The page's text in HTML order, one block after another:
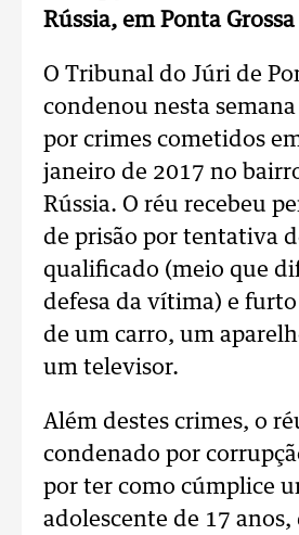
Rússia, em Ponta Grossa
O Tribunal do Júri de
condenou nesta
por crimes cometidos
janeiro de 2017 no
Rússia. O réu recebeu
de prisão por tentativa
qualificado (meio que
defesa da vítima) e
de um carro, um
um televisor.
Além destes crimes, o
condenado por
por ter como cúmplice
adolescente de 17 anos,